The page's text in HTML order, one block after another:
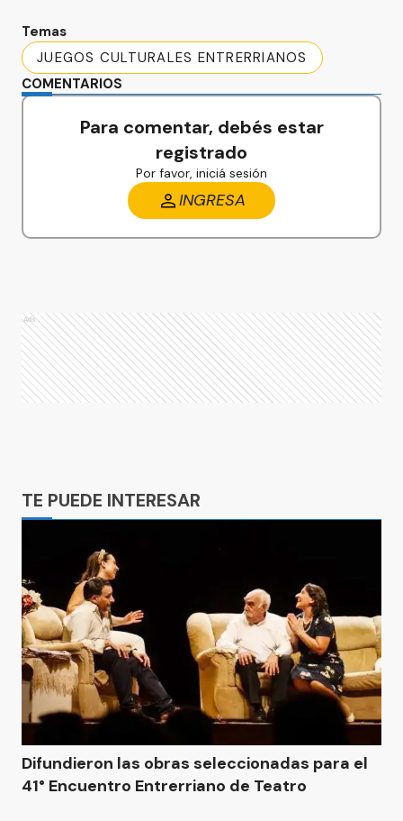
Temas
JUEGOS CULTURALES ENTRERRIANOS
COMENTARIOS
Para comentar, debés estar
registrado
Por favor, iniciá sesión
INGRESA
Ads
TE PUEDE INTERESAR
Difundieron las obras seleccionadas para el
41° Encuentro Entrerriano de Teatro